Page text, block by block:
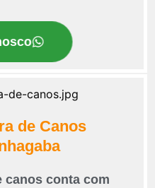
de Canos
canos conta com